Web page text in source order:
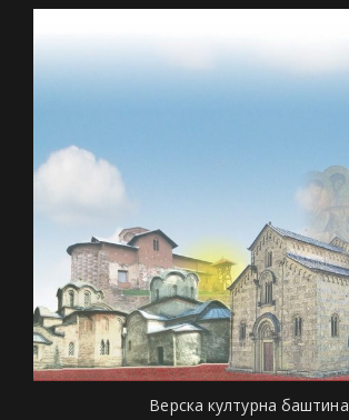
Верска културна баштина